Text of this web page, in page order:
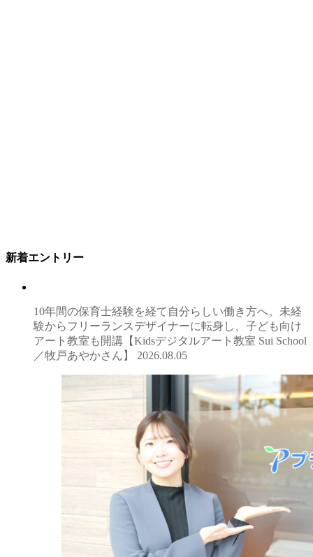
新着エントリー
10年間の保育士経験を経て自分らしい働き方へ。未経
験からフリーランスデザイナーに転身し、子ども向け
アート教室も開講【Kidsデジタルアート教室 Sui School
／牧戸あやかさん】 2026.08.05